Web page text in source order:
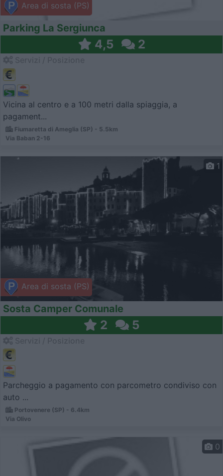
Area di sosta (PS)
Parking La Sergiunca
4,5 2
Vicina al centro e a 100 metri dalla spiaggia, a
pagament...
Fiumaretta di Ameglia (SP) - 5.5km
Via Baban 2-16
Area di sosta (PS)
1
Sosta Camper Comunale
2 5
Parcheggio a pagamento con parcometro condiviso con
auto ...
Portovenere (SP) - 6.4km
Via Olivo
0